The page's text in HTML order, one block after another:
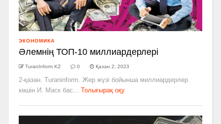
ЭКОНОМИКА
Әлемнің ТОП-10 миллиардерлері
TuranInform KZ 0 Қазан 2, 2023
2-қазан. Turaninform. Жер жүзі бойынша миллиардерлер
көшін И. Маск бас...
Толығырақ оқу